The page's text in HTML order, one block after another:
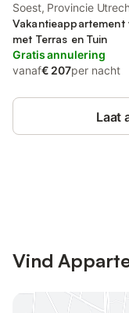
Soest, Provincie
met Terras en Tuin
Gratis annulering
vanaf€ 207per nacht
Laat
Vind